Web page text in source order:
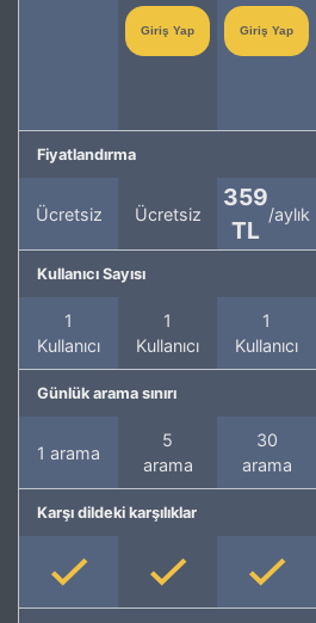
Giriş Yap Giriş Yap
Fiyatlandırma
Ücretsiz Ücretsiz
359
TL
/aylık
Kullanıcı Sayısı
1
Kullanıcı
1
Kullanıcı
1
Kullanıcı
Günlük arama sınırı
1 arama
5
arama
30
arama
Karşı dildeki karşılıklar